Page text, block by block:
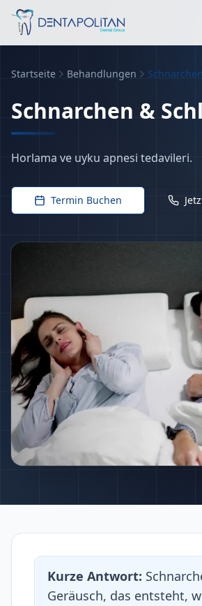
Startseite Behandlungen
Schnarchen &
Horlama ve uyku apnesi tedavileri.
Termin Buchen
Kurze Antwort:
Geräusch, das entsteht,